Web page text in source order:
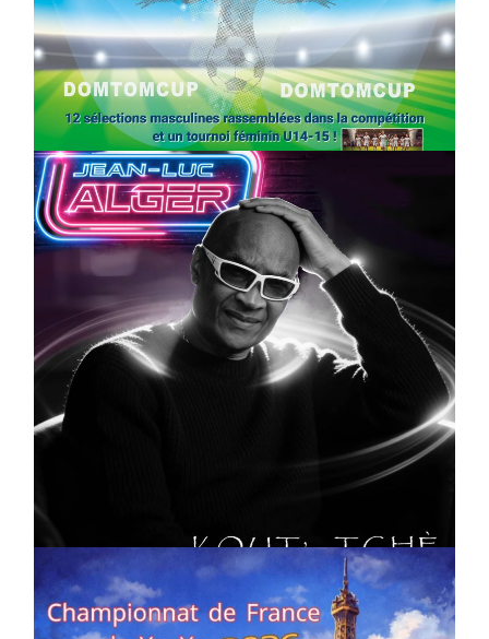
SPORT COMPÉTITIONS FOOTBALL JEUNESSE & SPORTS
Foot : la DTC 2026 approche
On03/04/2026byWebmaster2Risi
CULTURE
Artiste W2R : Jean Luc ALGER
On